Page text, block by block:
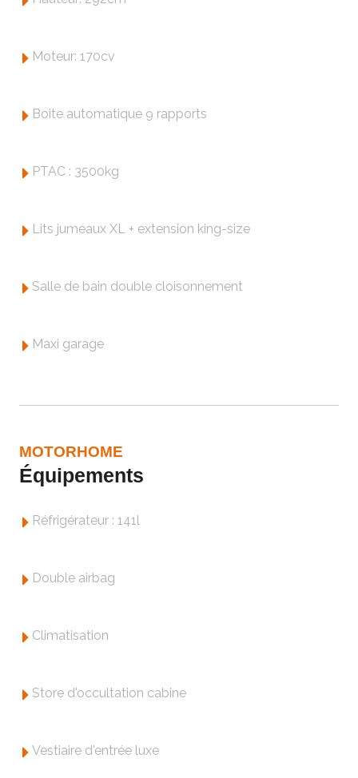
Moteur: 170cv
Boite automatique 9 rapports
PTAC : 3500kg
Lits jumeaux XL + extension king-size
Salle de bain double cloisonnement
Maxi garage
MOTORHOME
Équipements
Réfrigérateur : 141l
Double airbag
Climatisation
Store d'occultation cabine
Vestiaire d'entrée luxe